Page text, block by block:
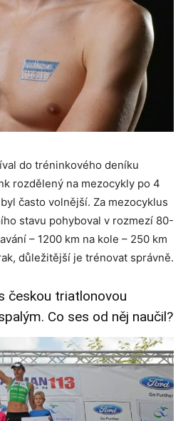
do tréninkového deníku
rozdělený na mezocykly po 4
často volnější. Za mezocyklus
stavu pohyboval v rozmezí 80-
– 1200 km na kole – 250 km
důležitější je trénovat správně.
českou triatlonovou
Co ses od něj naučil?